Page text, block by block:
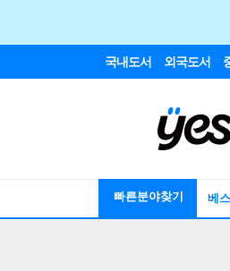
국내도서 외국도서
빠른분야찾기 베